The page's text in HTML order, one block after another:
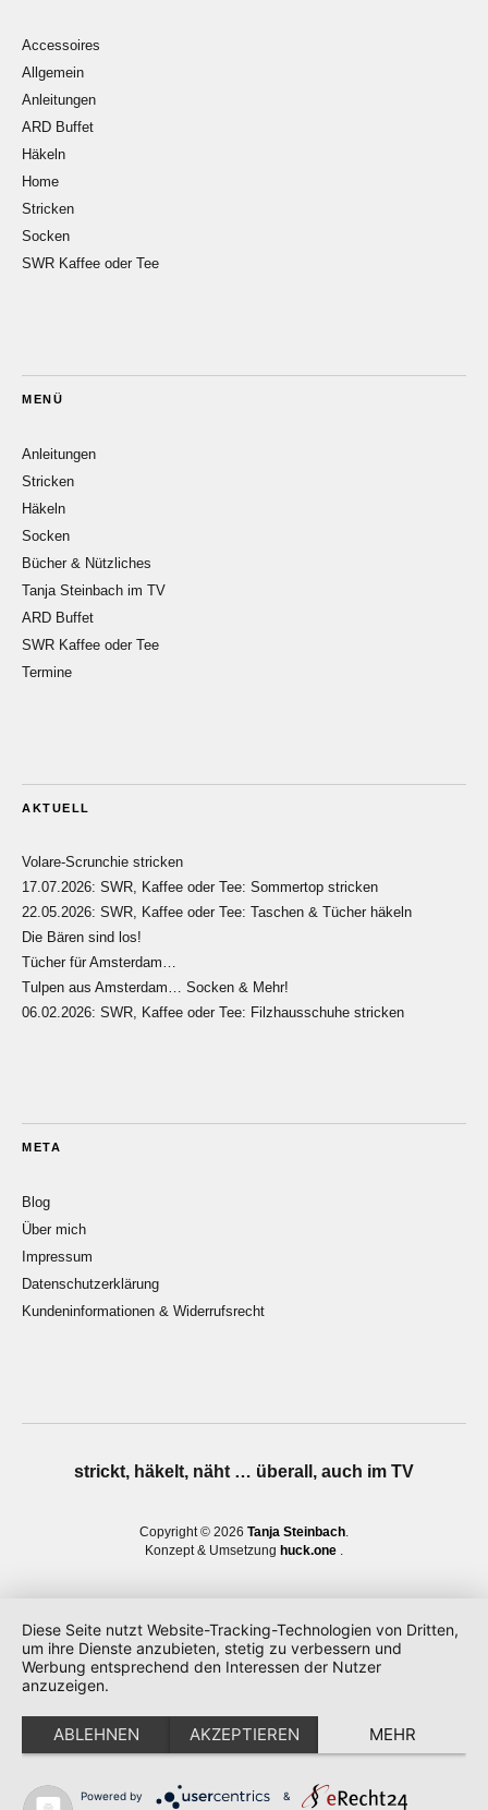
Accessoires
Allgemein
Anleitungen
ARD Buffet
Häkeln
Home
Stricken
Socken
SWR Kaffee oder Tee
MENÜ
Anleitungen
Stricken
Häkeln
Socken
Bücher & Nützliches
Tanja Steinbach im TV
ARD Buffet
SWR Kaffee oder Tee
Termine
AKTUELL
Volare-Scrunchie stricken
17.07.2026: SWR, Kaffee oder Tee: Sommertop stricken
22.05.2026: SWR, Kaffee oder Tee: Taschen & Tücher häkeln
Die Bären sind los!
Tücher für Amsterdam…
Tulpen aus Amsterdam… Socken & Mehr!
06.02.2026: SWR, Kaffee oder Tee: Filzhausschuhe stricken
META
Blog
Über mich
Impressum
Datenschutzerklärung
Kundeninformationen & Widerrufsrecht
strickt, häkelt, näht … überall, auch im TV
Copyright © 2026 Tanja Steinbach
Konzept & Umsetzung huck.one
Diese Seite nutzt Website-Tracking-Technologien von Dritten,
um ihre Dienste anzubieten, stetig zu verbessern und
Werbung entsprechend den Interessen der Nutzer
anzuzeigen.
ABLEHNEN AKZEPTIEREN MEHR
Powered by &